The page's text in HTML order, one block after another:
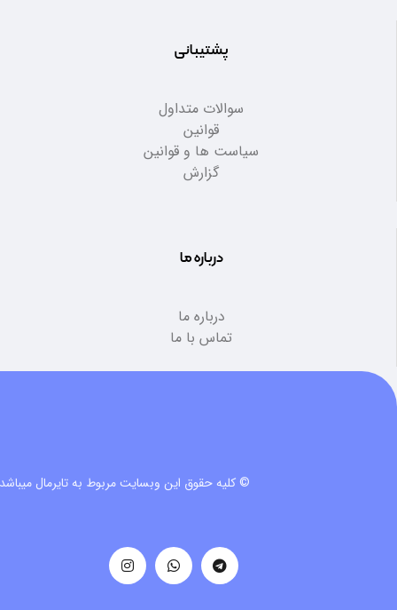
پشتیبانی
سوالات متداول
قوانین
سیاست ها و قوانین
گزارش
درباره ما
درباره ما
تماس با ما
© کلیه حقوق این وبسایت مربوط به تایرمال